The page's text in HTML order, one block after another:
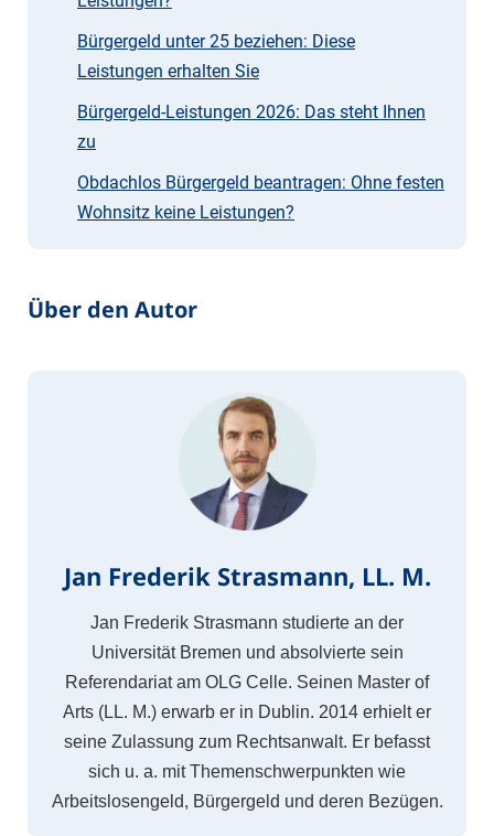
Bürgergeld unter 25 beziehen: Diese
Leistungen erhalten Sie
Bürgergeld-Leistungen 2026: Das steht Ihnen
zu
Obdachlos Bürgergeld beantragen: Ohne festen
Wohnsitz keine Leistungen?
Über den Autor
Jan Frederik Strasmann, LL. M.
Jan Frederik Strasmann studierte an der
Universität Bremen und absolvierte sein
Referendariat am OLG Celle. Seinen Master of
Arts (LL. M.) erwarb er in Dublin. 2014 erhielt er
seine Zulassung zum Rechtsanwalt. Er befasst
sich u. a. mit Themenschwerpunkten wie
Arbeitslosengeld, Bürgergeld und deren Bezügen.